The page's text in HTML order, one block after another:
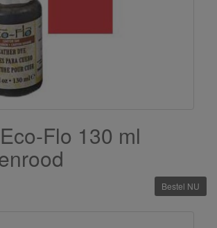
Flo 130 ml
Bestel NU